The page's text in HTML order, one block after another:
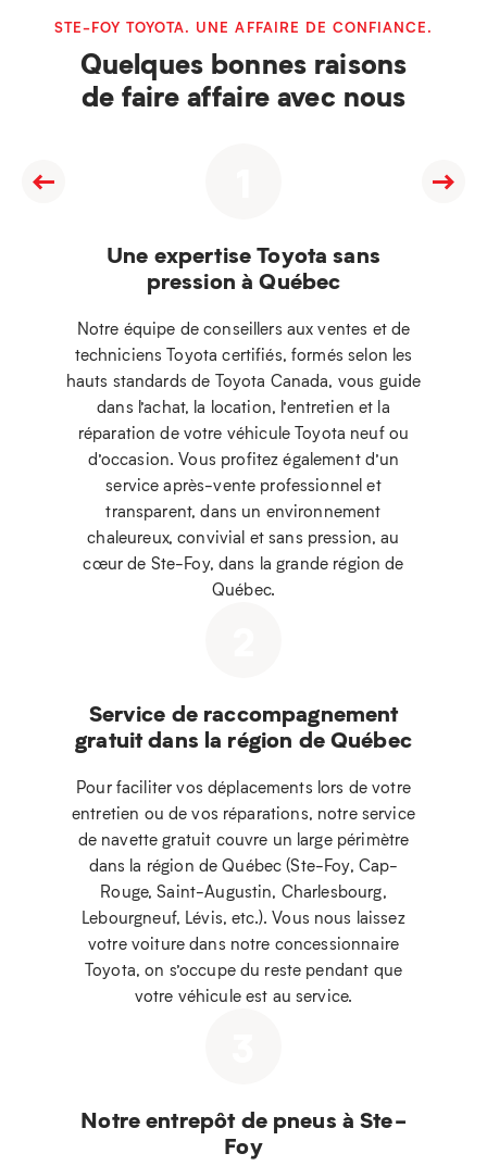
STE-FOY TOYOTA. UNE AFFAIRE DE CONFIANCE.
Quelques bonnes raisons
de faire affaire avec nous
Une expertise Toyota sans
pression à Québec
Notre équipe de conseillers aux ventes et de
techniciens Toyota certifiés, formés selon les
hauts standards de Toyota Canada, vous guide
dans l’achat, la location, l’entretien et la
réparation de votre véhicule Toyota neuf ou
d’occasion. Vous profitez également d’un
service après-vente professionnel et
transparent, dans un environnement
chaleureux, convivial et sans pression, au
cœur de Ste-Foy, dans la grande région de
Québec.
Service de raccompagnement
gratuit dans la région de Québec
Pour faciliter vos déplacements lors de votre
entretien ou de vos réparations, notre service
de navette gratuit couvre un large périmètre
dans la région de Québec (Ste-Foy, Cap-
Rouge, Saint-Augustin, Charlesbourg,
Lebourgneuf, Lévis, etc.). Vous nous laissez
votre voiture dans notre concessionnaire
Toyota, on s’occupe du reste pendant que
votre véhicule est au service.
Notre entrepôt de pneus à Ste-
Foy